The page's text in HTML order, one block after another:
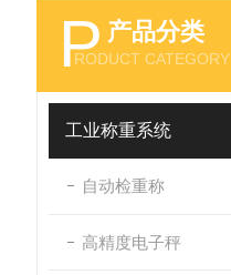
P 产品分类
RODUCT CATEGORY
工业称重系统
自动检重称
高精度电子秤